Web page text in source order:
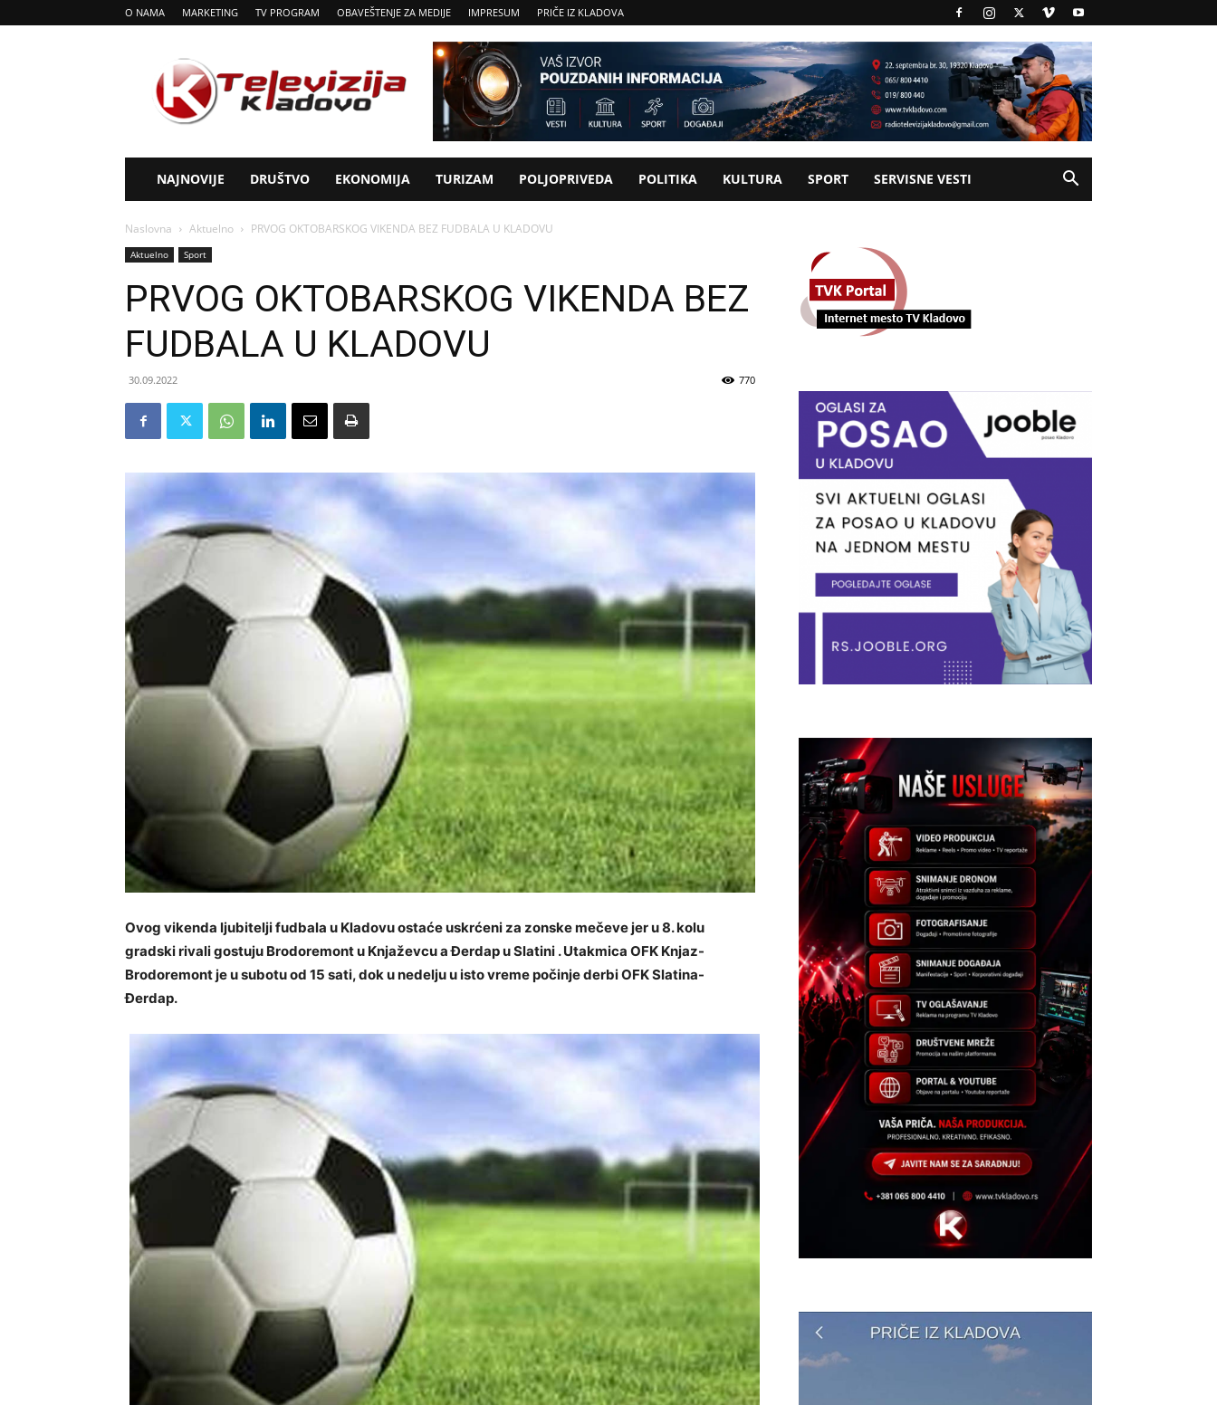
O NAMA MARKETING TV PROGRAM OBAVEŠTENJE ZA MEDIJE IMPRESUM PRIČE IZ KLADOVA
Tv
Kladovo
NAJNOVIJE DRUŠTVO EKONOMIJA TURIZAM POLJOPRIVEDA POLITIKA KULTURA SPORT SERVISNE VESTI
Naslovna Aktuelno PRVOG OKTOBARSKOG VIKENDA BEZ FUDBALA U KLADOVU
Aktuelno Sport
PRVOG OKTOBARSKOG VIKENDA BEZ
FUDBALA U KLADOVU
30.09.2022 770
Ovog vikenda ljubitelji fudbala u Kladovu ostaće uskrćeni za zonske mečeve jer u 8. kolu
gradski rivali gostuju Brodoremont u Knjaževcu a Đerdap u Slatini . Utakmica OFK Knjaz-
Brodoremont je u subotu od 15 sati, dok u nedelju u isto vreme počinje derbi OFK Slatina-
Đerdap.